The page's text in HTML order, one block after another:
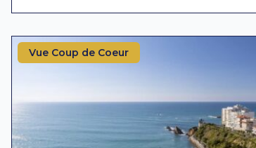
Vue Coup de Coeur